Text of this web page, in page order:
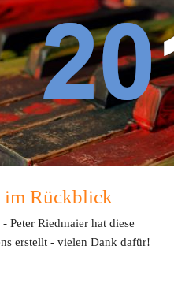
im Rückblick
Peter Riedmaier hat diese
erstellt - vielen Dank dafür!